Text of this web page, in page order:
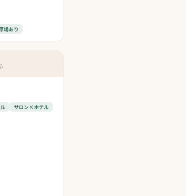
場あり
サロン×ホテル